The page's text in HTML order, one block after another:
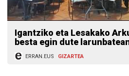
Igantziko eta Lesakako
besta egin dute
ERRAN.EUS GIZARTEA